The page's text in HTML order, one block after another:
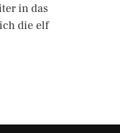
in das
die elf